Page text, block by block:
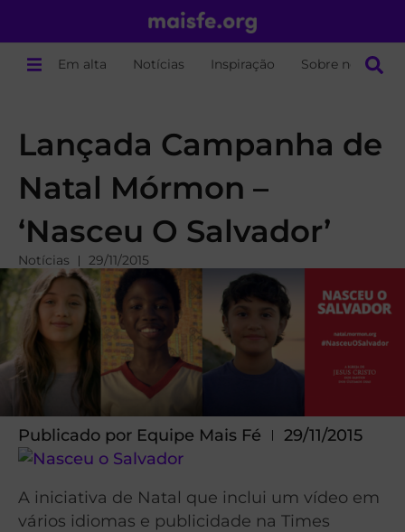
Em alta Notícias Inspiração Sobre nós
Lançada Campanha de
Natal Mórmon –
‘Nasceu O Salvador’
Notícias 29/11/2015
Publicado por Equipe Mais Fé 29/11/2015
A iniciativa de Natal que inclui um vídeo em
vários idiomas e publicidade na Times